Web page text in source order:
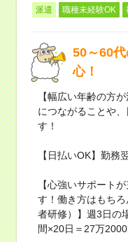
派遣 職種未経験OK
50～60
心！
【幅広い年齢の方
につながることや
す！
【日払いOK】勤務
【心強いサポート
す！働き方はもち
者研修）】週3日の
間×20日＝27万